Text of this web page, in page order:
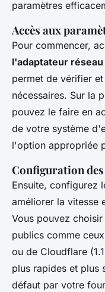
paramètres
Accès aux
Pour commencer,
l'adaptateur réseau
permet de vérifier
nécessaires. Sur la
pouvez le faire en
de votre système
l'option appropriée
Configuration
Ensuite, configurez
améliorer la vitesse
Vous pouvez
publics comme
ou de Cloudflare
plus rapides et plus
défaut par votre